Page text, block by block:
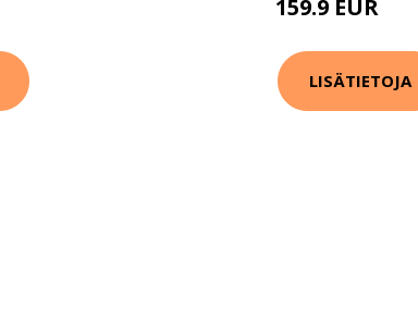
159.9 EUR
LISÄTIETOJA